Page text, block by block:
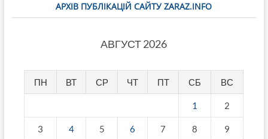
АРХІВ ПУБЛІКАЦІЙ САЙТУ ZARAZ.INFO
АВГУСТ 2026
ПН ВТ СР ЧТ ПТ СБ ВС
1 2
3 4 5 6 7 8 9